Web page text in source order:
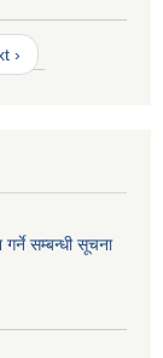
›
सम्बन्धी सूचना